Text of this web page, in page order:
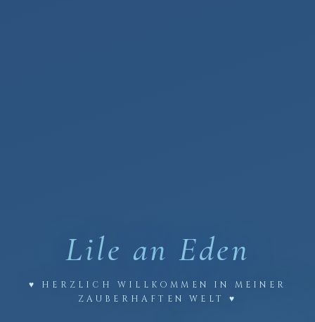
Lile anEden
♥ HERZLICH WILLKOMMEN IN MEINER
ZAUBERHAFTEN WELT ♥